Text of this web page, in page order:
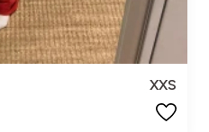
XXS